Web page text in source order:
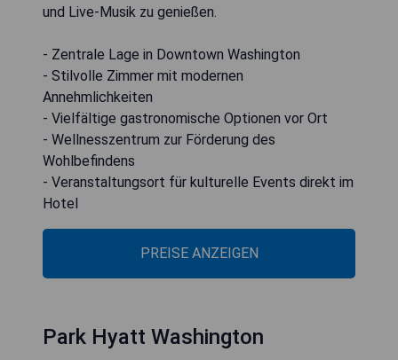
und Live-Musik zu genießen.
- Zentrale Lage in Downtown Washington
- Stilvolle Zimmer mit modernen
Annehmlichkeiten
- Vielfältige gastronomische Optionen vor Ort
- Wellnesszentrum zur Förderung des
Wohlbefindens
- Veranstaltungsort für kulturelle Events direkt im
Hotel
PREISE ANZEIGEN
Park Hyatt Washington